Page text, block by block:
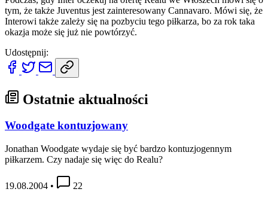
tym, że także Juventus jest zainteresowany Cannavaro. Mówi się, że
Interowi także zależy się na pozbyciu tego piłkarza, bo za rok taka
okazja może się już nie powtórzyć.
Udostępnij:
Ostatnie aktualności
Woodgate kontuzjowany
Jonathan Woodgate wydaje się być bardzo kontuzjogennym
piłkarzem. Czy nadaje się więc do Realu?
19.08.2004 • 22